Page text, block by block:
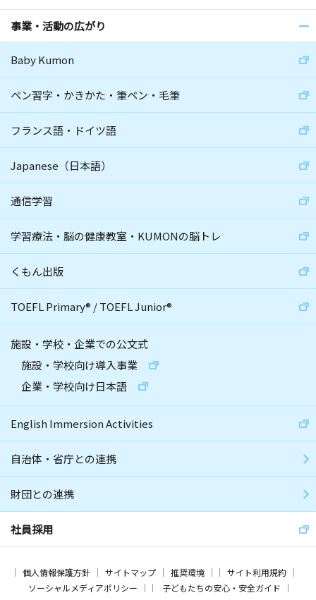
事業・活動の広がり
Baby Kumon
ペン習字・かきかた・筆ペン・毛筆
フランス語・ドイツ語
Japanese（日本語）
通信学習
学習療法・脳の健康教室・KUMONの脳トレ
くもん出版
TOEFL Primary® /TOEFL Junior®
施設・学校・企業での公文式
施設・学校向け導入事業
企業・学校向け日本語
English Immersion Activities
自治体・省庁との連携
財団との連携
社員採用
個人情報保護方針 サイトマップ 推奨環境
サイト利用規約
ソーシャルメディアポリシー
子どもたちの安心・安全ガイド